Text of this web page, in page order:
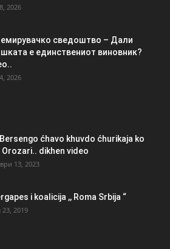
2026
сведоштво – Дали
е единствениот виновник?
2026
ćhavo khuvdo ćhurikaja ko
Orozari.. dikhen video
13, 2023
i koalicija ,, Roma Srbija “
2019